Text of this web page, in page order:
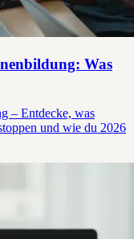
Was
– Entdecke, was
und wie du 2026